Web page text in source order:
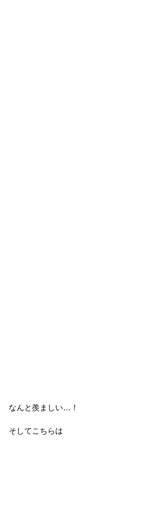
なんと羨ましい…！
そしてこちらは